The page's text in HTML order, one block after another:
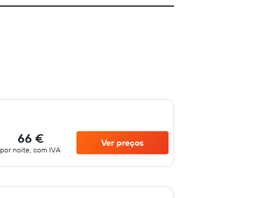
66 €
por noite, com IVA
Ver preços